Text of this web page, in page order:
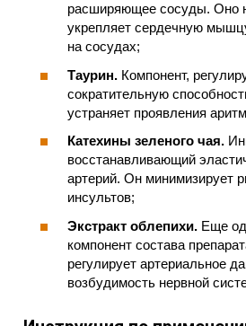
расширяющее сосуды. Оно
укрепляет сердечную
на сосудах;
Таурин. Компонент,
сократительную
устраняет проявления
Катехины зеленого чая.
восстанавливающий
артерий. Он минимизирует
инсультов;
Экстракт облепихи. Еще
компонент состава
регулирует артериальное
возбудимость нервной